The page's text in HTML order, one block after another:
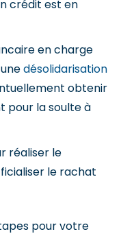
crédit est en
en charge
désolidarisation
obtenir
pour la soulte à
réaliser le
le rachat
pour votre